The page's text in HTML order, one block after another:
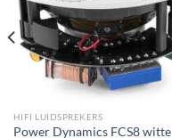
HIFI LUIDSPREKERS
Power Dynamics FCS8 witte